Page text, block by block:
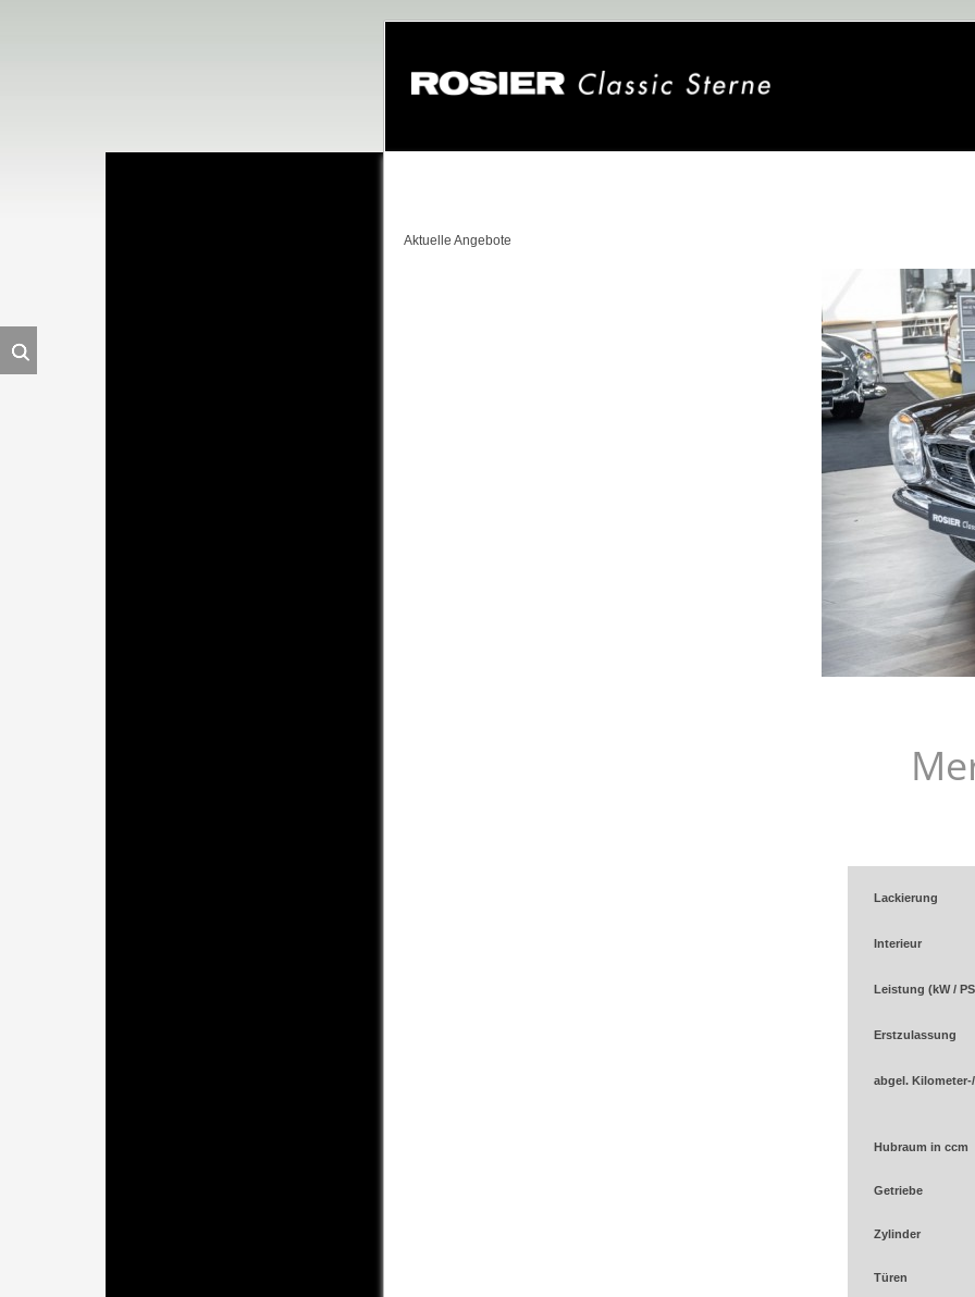
Aktuelle Angebote
Lackierung
Interieur
Leistung (kW /
Erstzulassung
abgel.
Hubraum in ccm
Getriebe
Zylinder
Türen